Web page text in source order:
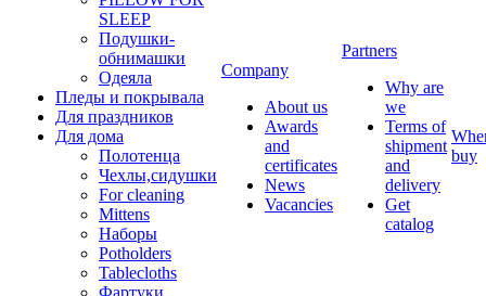
SLEEP
Подушки-
обнимашки
Одеяла
Пледы и покрывала
Для праздников
Для дома
Полотенца
Чехлы,сидушки
For cleaning
Mittens
Наборы
Potholders
Tablecloths
Фартуки
Company
About us
Awards
and
certificates
News
Vacancies
Partners
Why are
we
Terms of
shipment
and
delivery
Get
catalog
buy